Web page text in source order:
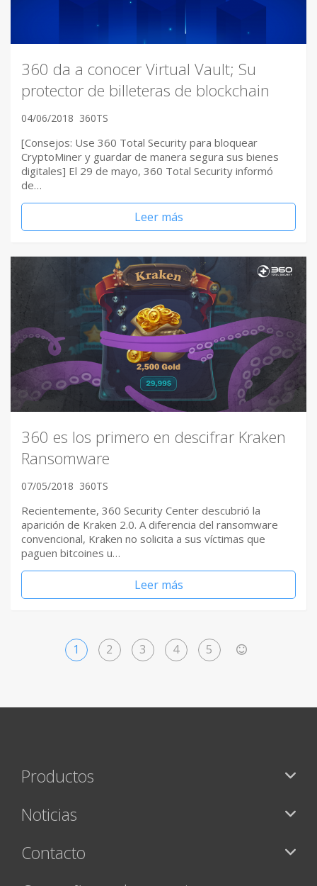
360 da a conocer Virtual Vault; Su
protector de billeteras de blockchain
04/06/2018 360TS
[Consejos: Use 360 Total Security para bloquear
CryptoMiner y guardar de manera segura sus bienes
digitales] El 29 de mayo, 360 Total Security informó
de…
Leer más
360 es los primero en descifrar Kraken
Ransomware
07/05/2018 360TS
Recientemente, 360 Security Center descubrió la
aparición de Kraken 2.0. A diferencia del ransomware
convencional, Kraken no solicita a sus víctimas que
paguen bitcoines u…
Leer más
1 2 3 4 5
Productos
Noticias
Contacto